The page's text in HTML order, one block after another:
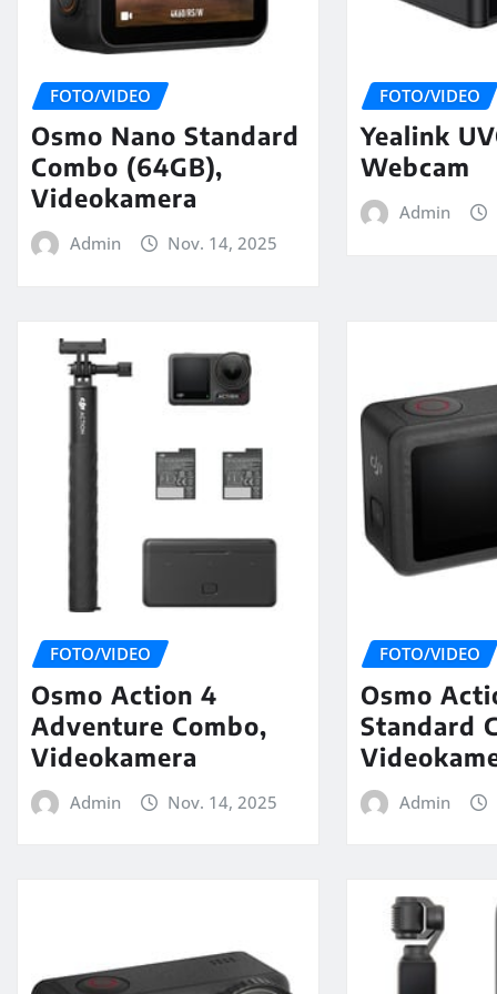
FOTO/VIDEO
Osmo Nano Standard
Combo (64GB),
Videokamera
Admin Nov. 14, 2025
FOTO/VIDEO
Yealink
Webcam
Admin
FOTO/VIDEO
Osmo Action 4
Adventure Combo,
Videokamera
Admin Nov. 14, 2025
FOTO/VIDEO
Osmo
Standard
Admin